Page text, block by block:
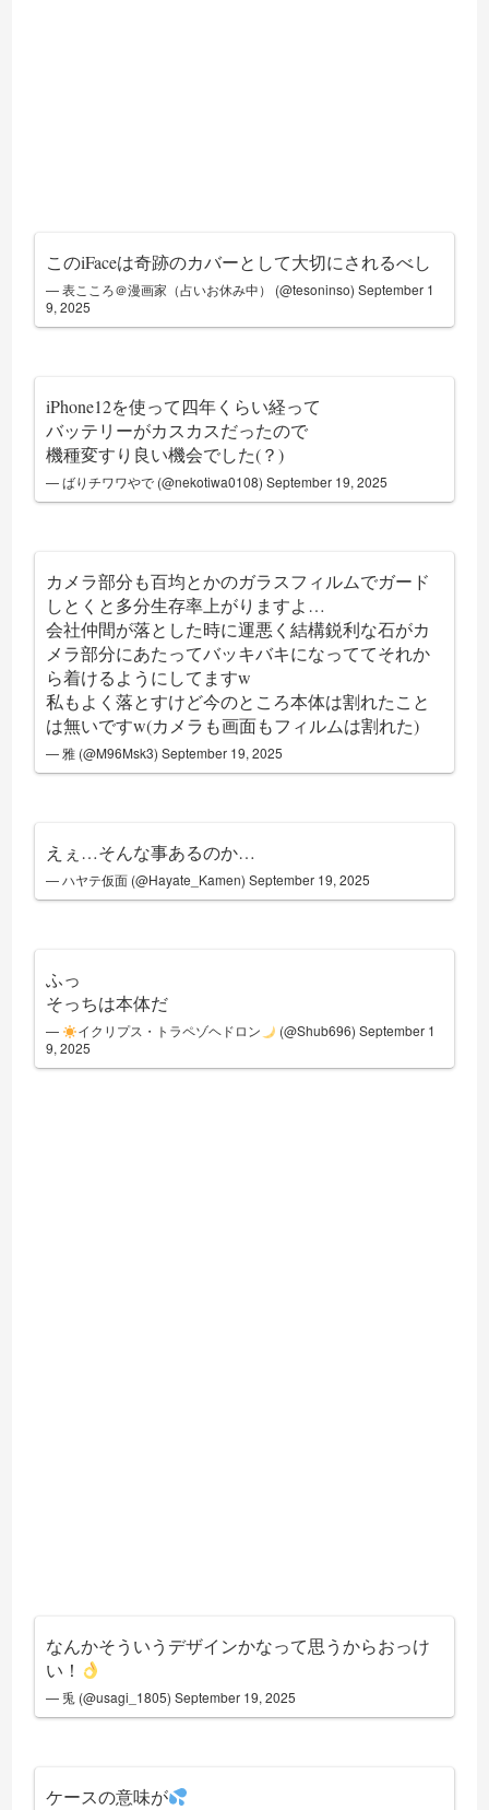
このiFaceは奇跡のカバーとして大切にされるべし
— 表こころ＠漫画家（占いお休み中） (@tesoninso)September 1
9, 2025
iPhone12を使って四年くらい経って
バッテリーがカスカスだったので
機種変すり良い機会でした(？)
— ばりチワワやで (@nekotiwa0108)September 19, 2025
カメラ部分も百均とかのガラスフィルムでガード
しとくと多分生存率上がりますよ…
会社仲間が落とした時に運悪く結構鋭利な石がカ
メラ部分にあたってバッキバキになっててそれか
ら着けるようにしてますw
私もよく落とすけど今のところ本体は割れたこと
は無いですw(カメラも画面もフィルムは割れた)
— 雅 (@M96Msk3)September 19, 2025
えぇ…そんな事あるのか…
— ハヤテ仮面 (@Hayate_Kamen)September 19, 2025
ふっ
そっちは本体だ
— イクリプス・トラペゾヘドロン (@Shub696) September 1
9, 2025
なんかそういうデザインかなって思うからおっけ
い！
— 兎 (@usagi_1805)September 19, 2025
ケースの意味が